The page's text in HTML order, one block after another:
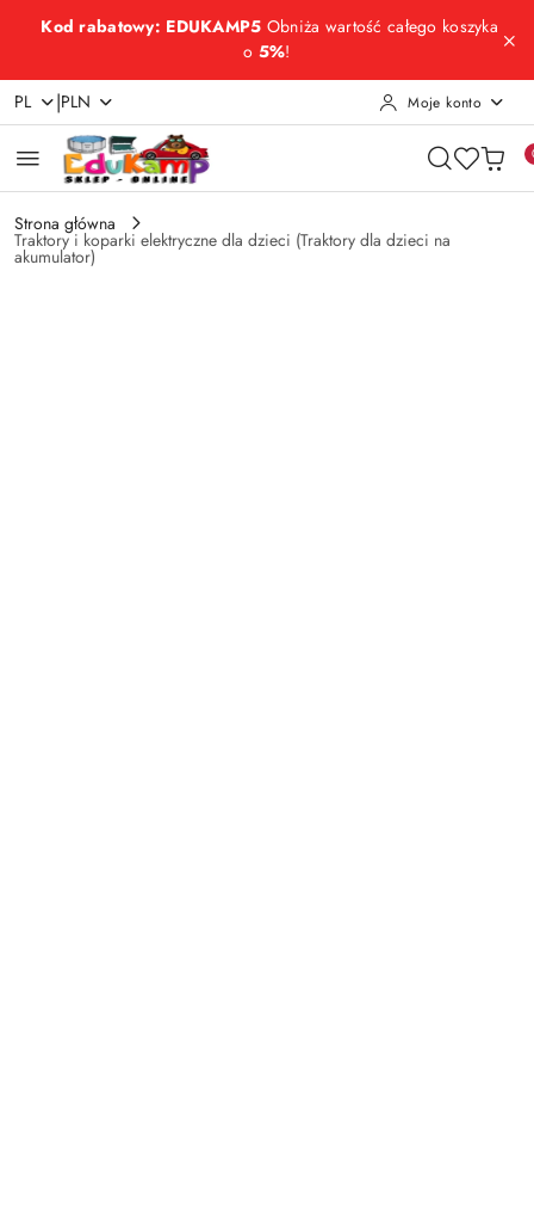
Przejdź do treści głównej
Przejdź do wyszukiwarki
Przejdź do moje konto
Przejdź do menu głównego
Przejdź do opisu produktu
Przejdź do stopki
Kod rabatowy: EDUKAMP5 Obniża wartość całego koszyka
o 5%!
PL |PLN Moje konto
Strona główna
Traktory i koparki elektryczne dla dzieci (Traktory dla dzieci na
akumulator)